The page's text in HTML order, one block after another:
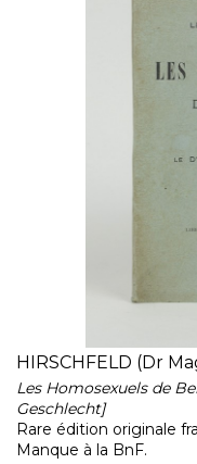
HIRSCHFELD (Dr
Les Homosexuels de
Geschlecht]
Rare édition originale
Manque à la BnF.